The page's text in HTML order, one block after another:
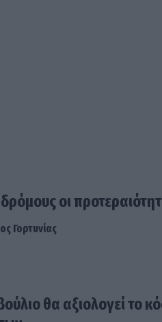
οι
Γορτυνίας
θα αξιολογεί το